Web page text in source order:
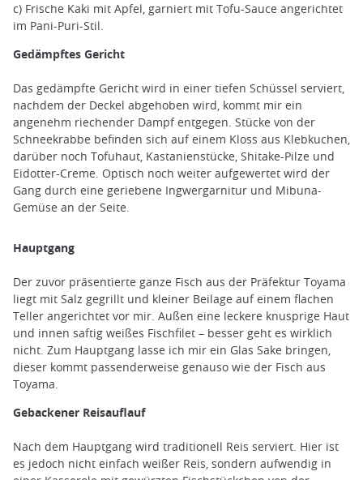
c) Frische Kaki mit Apfel, garniert mit Tofu-Sauce angerichtet
im Pani-Puri-Stil.
Gedämpftes Gericht
Das gedämpfte Gericht wird in einer tiefen Schüssel serviert,
nachdem der Deckel abgehoben wird, kommt mir ein
angenehm riechender Dampf entgegen. Stücke von der
Schneekrabbe befinden sich auf einem Kloss aus Klebkuchen,
darüber noch Tofuhaut, Kastanienstücke, Shitake-Pilze und
Eidotter-Creme. Optisch noch weiter aufgewertet wird der
Gang durch eine geriebene Ingwergarnitur und Mibuna-
Gemüse an der Seite.
Hauptgang
Der zuvor präsentierte ganze Fisch aus der Präfektur Toyama
liegt mit Salz gegrillt und kleiner Beilage auf einem flachen
Teller angerichtet vor mir. Außen eine leckere knusprige Haut
und innen saftig weißes Fischfilet – besser geht es wirklich
nicht. Zum Hauptgang lasse ich mir ein Glas Sake bringen,
dieser kommt passenderweise genauso wie der Fisch aus
Toyama.
Gebackener Reisauflauf
Nach dem Hauptgang wird traditionell Reis serviert. Hier ist
es jedoch nicht einfach weißer Reis, sondern aufwendig in